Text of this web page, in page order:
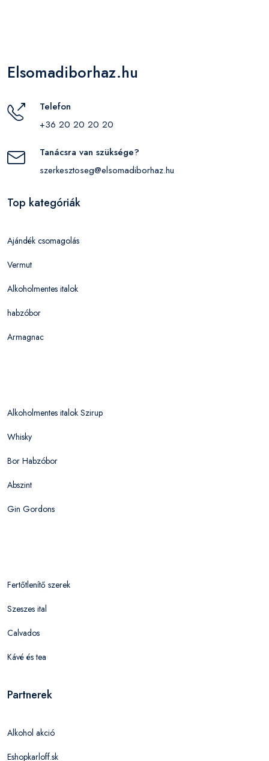
Elsomadiborhaz.hu
Telefon
+36 20 20 20 20
Tanácsra van szüksége?
szerkesztoseg@elsomadiborhaz.hu
Top kategóriák
Ajándék csomagolás
Vermut
Alkoholmentes italok
habzóbor
Armagnac
Alkoholmentes italok Szirup
Whisky
Bor Habzóbor
Abszint
Gin Gordons
Fertőtlenítő szerek
Szeszes ital
Calvados
Kávé és tea
Partnerek
Alkohol akció
Eshopkarloff.sk